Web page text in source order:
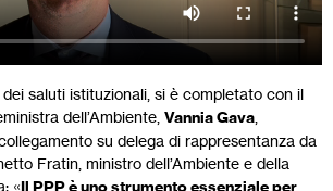
dei saluti istituzionali, si è completato con il
dell’Ambiente, Vannia Gava
su delega di rappresentanza da
Fratin, ministro dell’Ambiente e della
«Il PPP è uno strumento essenziale per